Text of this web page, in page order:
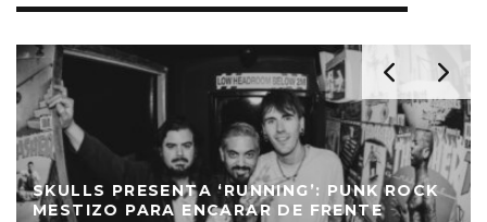
PIRINEOS EN LLAMAS NOS LLEVAN A UN
VIAJE MÍSTICO DE SONORIDADES,
CON AGUAPANELA